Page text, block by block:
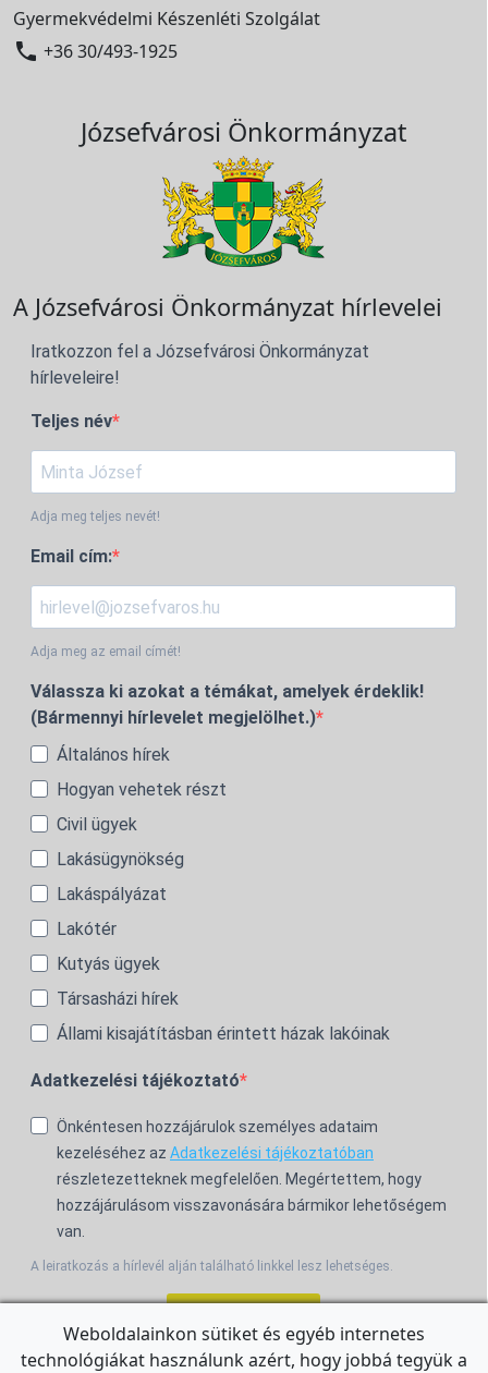
Gyermekvédelmi Készenléti Szolgálat
 +36 30/493-1925
Józsefvárosi Önkormányzat
A Józsefvárosi Önkormányzat hírlevelei
Iratkozzon fel a Józsefvárosi Önkormányzat
hírleveleire!
Teljes név
Adja meg teljes nevét!
Email cím:
Adja meg az email címét!
Válassza ki azokat a témákat, amelyek érdeklik!
(Bármennyi hírlevelet megjelölhet.)
Általános hírek
Hogyan vehetek részt
Civil ügyek
Lakásügynökség
Lakáspályázat
Lakótér
Kutyás ügyek
Társasházi hírek
Állami kisajátításban érintett házak lakóinak
Adatkezelési tájékoztató
Önkéntesen hozzájárulok személyes adataim
kezeléséhez az Adatkezelési tájékoztatóban
részletezetteknek megfelelően. Megértettem, hogy
hozzájárulásom visszavonására bármikor lehetőségem
van.
A leiratkozás a hírlevél alján található linkkel lesz lehetséges.
Weboldalainkon sütiket és egyéb internetes
technológiákat használunk azért, hogy jobbá tegyük a